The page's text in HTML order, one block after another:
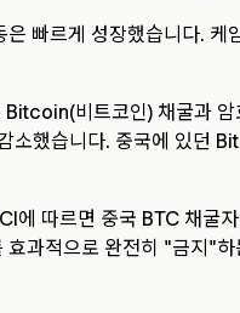
빠르게 성장했습니다.
비트코인) 채굴과
했습니다. 중국에 있던
에 따르면 중국 BTC 채
과적으로 완전히 "금지"